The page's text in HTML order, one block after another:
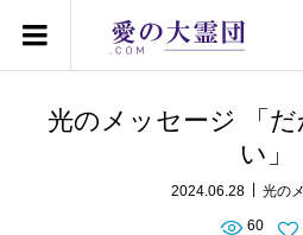
光のメッセージ 「
い」
2024.06.28 光の
60